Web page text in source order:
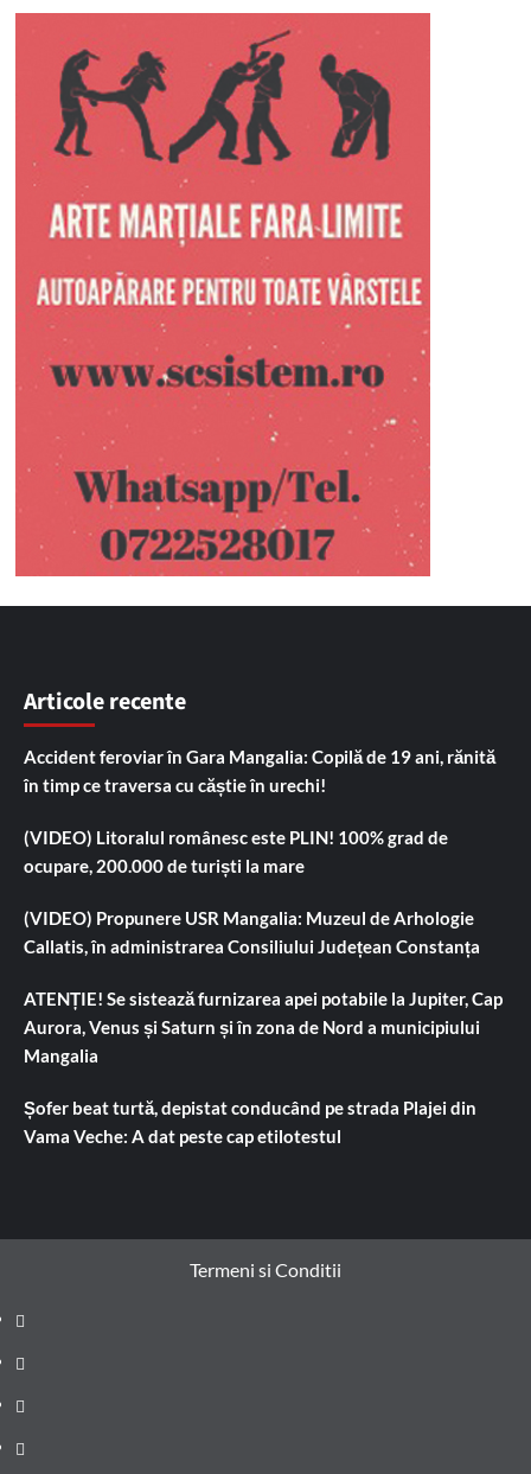
Articole recente
Accident feroviar în Gara Mangalia: Copilă de 19 ani, rănită
în timp ce traversa cu căștie în urechi!
(VIDEO) Litoralul românesc este PLIN! 100% grad de
ocupare, 200.000 de turiști la mare
(VIDEO) Propunere USR Mangalia: Muzeul de Arhologie
Callatis, în administrarea Consiliului Județean Constanța
ATENȚIE! Se sistează furnizarea apei potabile la Jupiter, Cap
Aurora, Venus și Saturn și în zona de Nord a municipiului
Mangalia
Șofer beat turtă, depistat conducând pe strada Plajei din
Vama Veche: A dat peste cap etilotestul
Termeni si Conditii
Prima
pagină
Știri
de
ultima
Administrație
locală
Actualitate